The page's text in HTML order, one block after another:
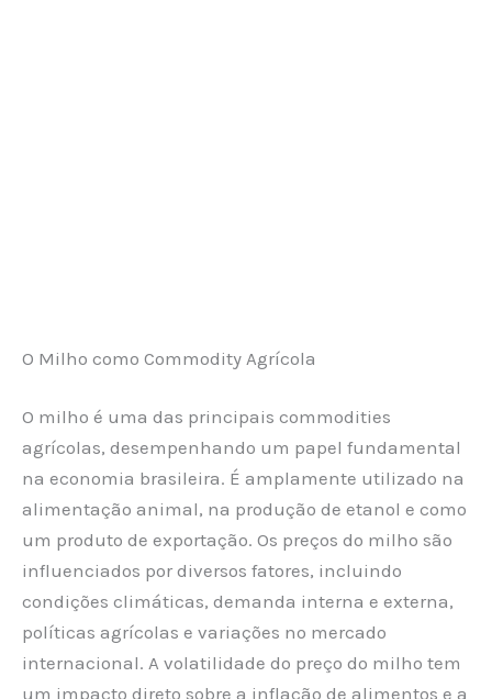
O Milho como Commodity Agrícola
O milho é uma das principais commodities
agrícolas, desempenhando um papel fundamental
na economia brasileira. É amplamente utilizado na
alimentação animal, na produção de etanol e como
um produto de exportação. Os preços do milho são
influenciados por diversos fatores, incluindo
condições climáticas, demanda interna e externa,
políticas agrícolas e variações no mercado
internacional. A volatilidade do preço do milho tem
um impacto direto sobre a inflação de alimentos e a